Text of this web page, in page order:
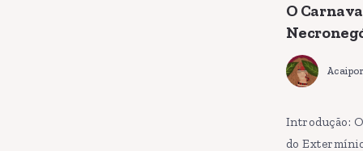
O
Introdução:
do